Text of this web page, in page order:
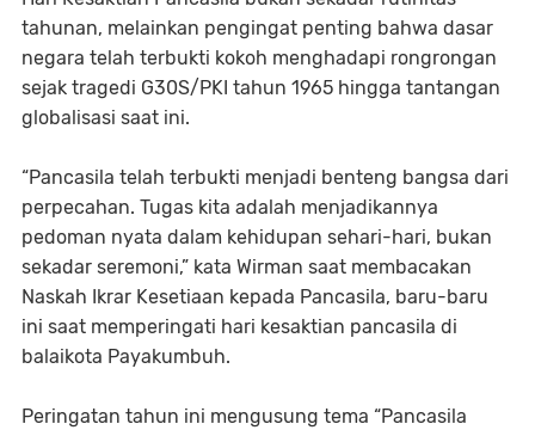
tahunan, melainkan pengingat penting bahwa dasar
negara telah terbukti kokoh menghadapi rongrongan
sejak tragedi G30S/PKI tahun 1965 hingga tantangan
globalisasi saat ini.
“Pancasila telah terbukti menjadi benteng bangsa dari
perpecahan. Tugas kita adalah menjadikannya
pedoman nyata dalam kehidupan sehari-hari, bukan
sekadar seremoni,” kata Wirman saat membacakan
Naskah Ikrar Kesetiaan kepada Pancasila, baru-baru
ini saat memperingati hari kesaktian pancasila di
balaikota Payakumbuh.
Peringatan tahun ini mengusung tema “Pancasila